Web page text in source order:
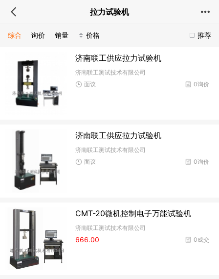
拉力试验机
推荐
综合 询价 销量 价格
济南联工供应拉力试验机
济南联工测试技术有限公司
0询价
面议
济南联工供应拉力试验机
济南联工测试技术有限公司
0询价
面议
CMT-20微机控制电子万能试验机
济南联工测试技术有限公司
0成交
666.00